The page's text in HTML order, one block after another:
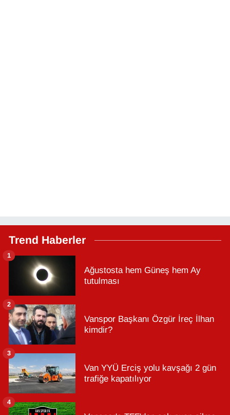
Trend Haberler
Ağustosta hem Güneş hem Ay
tutulması
1
Vanspor Başkanı Özgür İreç İlhan
kimdir?
2
Van YYÜ Erciş yolu kavşağı 2 gün
trafiğe kapatılıyor
3
4